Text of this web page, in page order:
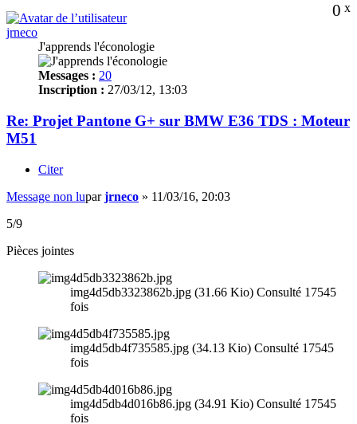
0 x
jrneco
J'apprends l'éconologie
Messages : 20
Inscription : 27/03/12, 13:03
Re: Projet Pantone G+ sur BMW E36 TDS : Moteur
M51
Citer
Message non luparjrneco » 11/03/16, 20:03
5/9
Pièces jointes
img4d5db3323862b.jpg (31.66 Kio) Consulté 17545
fois
img4d5db4f735585.jpg (34.13 Kio) Consulté 17545
fois
img4d5db4d016b86.jpg (34.91 Kio) Consulté 17545
fois